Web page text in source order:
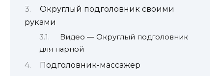
Округлый подголовник своими
руками
Видео — Округлый подголовник
для парной
Подголовник-массажер